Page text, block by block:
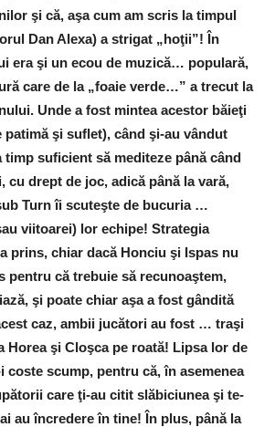
şi că, aşa cum am scris la timpul
Dan Alexa) a strigat „hoţii”! În
era şi un ecou de muzică… populară,
care de la „foaie verde…” a trecut la
Unde a fost mintea acestor băieţi
şi suflet), când şi-au vândut
timp suficient să mediteze până când
cu drept de joc, adică până la vară,
Turn îi scuteşte de bucuria …
viitoarei) lor echipe! Strategia
prins, chiar dacă Honciu şi Ispas nu
pentru că trebuie să recunoaştem,
şi poate chiar aşa a fost gândită
caz, ambii jucători au fost … traşi
Horea şi Cloşca pe roată! Lipsa lor de
coste scump, pentru că, în asemenea
care ţi-au citit slăbiciunea şi te-
au încredere în tine! În plus, până la